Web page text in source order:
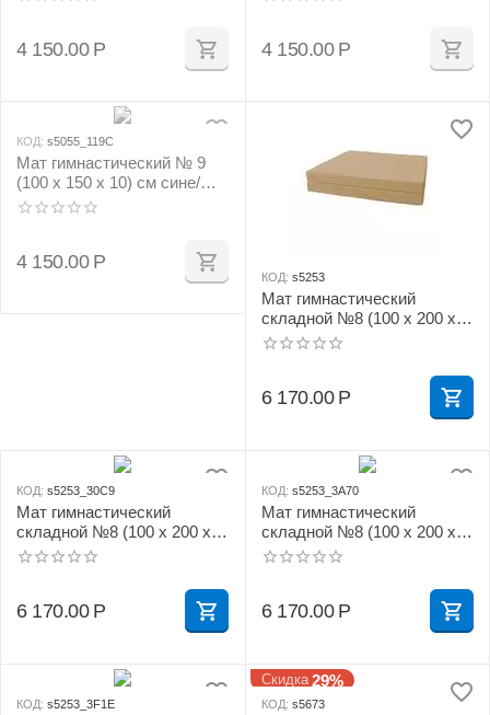
4 150.00 Р 4 150.00 Р
КОД: s5055_119C
Мат гимнастический № 9
(100 х 150 х 10) см сине/
жёлтый
4 150.00 Р
КОД: s5253
Мат гимнастический
складной №8 (100 х 200 х
10) см бежевый 1 сложение
6 170.00 Р
КОД: s5253_30C9
Мат гимнастический
складной №8 (100 х 200 х
10) см зелёно/жёлтый 1
6 170.00 Р
КОД: s5253_3A70
Мат гимнастический
складной №8 (100 х 200 х
10) см красно/жёлтый 1
6 170.00 Р
КОД: s5253_3F1E
Скидка 29%
КОД: s5673